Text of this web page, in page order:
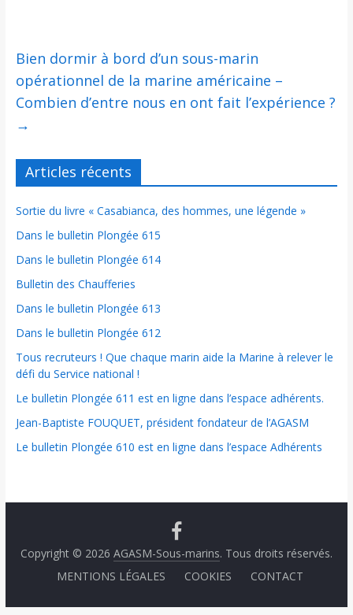
Bien dormir à bord d’un sous-marin
opérationnel de la marine américaine –
Combien d’entre nous en ont fait l’expérience ?
→
Articles récents
Sortie du livre « Casabianca, des hommes, une légende »
Dans le bulletin Plongée 615
Dans le bulletin Plongée 614
Bulletin des Chaufferies
Dans le bulletin Plongée 613
Dans le bulletin Plongée 612
Tous recruteurs ! Que chaque marin aide la Marine à relever le
défi du Service national !
Le bulletin Plongée 611 est en ligne dans l’espace adhérents.
Jean-Baptiste FOUQUET, président fondateur de l’AGASM
Le bulletin Plongée 610 est en ligne dans l’espace Adhérents
Copyright © 2026 AGASM-Sous-marins. Tous droits réservés.
MENTIONS LÉGALES
COOKIES CONTACT